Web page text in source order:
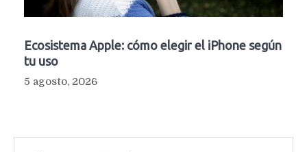
Ecosistema Apple: cómo elegir el iPhone según
tu uso
5 agosto, 2026